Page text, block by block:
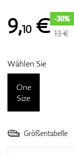
9,10€ -30%
13 €
Wählen Sie
One
Size
Größentabelle